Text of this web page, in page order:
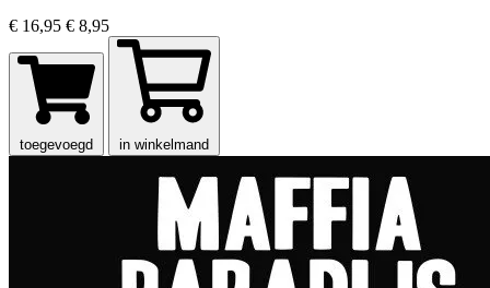
€ 16,95 € 8,95
toegevoegd in winkelmand